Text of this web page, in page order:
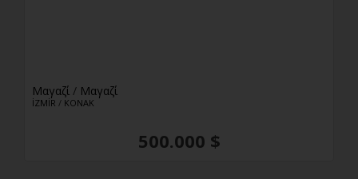
Μαγαζί / Μαγαζί
İZMİR / KONAK
500.000 $